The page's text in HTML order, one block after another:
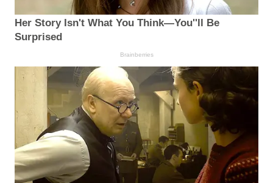
Her Story Isn't What You Think—You''ll Be
Surprised
Brainberries